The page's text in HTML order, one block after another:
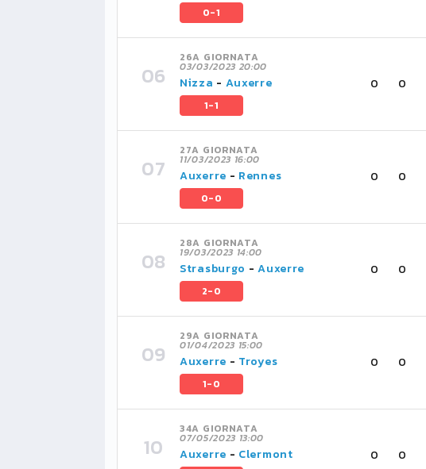
0-1
26A GIORNATA
03/03/2023 20:00
Nizza - Auxerre
1-1
0 0
27A GIORNATA
11/03/2023 16:00
Auxerre - Rennes
0-0
0 0
28A GIORNATA
19/03/2023 14:00
Strasburgo -Auxerre
2-0
0 0
29A GIORNATA
01/04/2023 15:00
Auxerre - Troyes
1-0
0 0
34A GIORNATA
07/05/2023 13:00
Auxerre - Clermont 0 0